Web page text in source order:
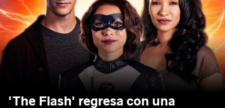
'The Flash' regresa con una